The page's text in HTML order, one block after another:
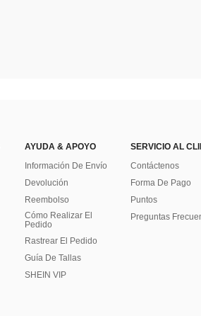
AYUDA & APOYO
Información De Envío
Devolución
Reembolso
Cómo Realizar El
Pedido
Rastrear El Pedido
Guía De Tallas
SHEIN VIP
SERVICIO AL
Contáctenos
Forma De Pago
Puntos
Preguntas